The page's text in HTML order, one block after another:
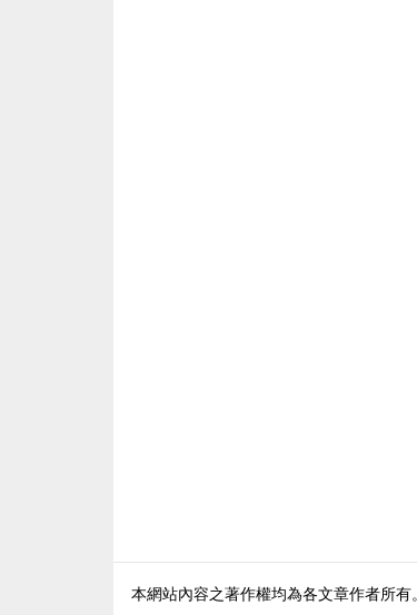
本網站內容之著作權均為各文章作者所有。